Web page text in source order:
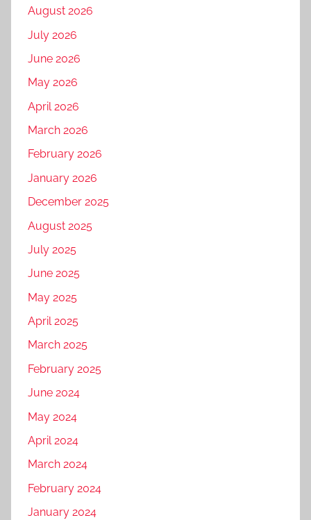
August 2026
July 2026
June 2026
May 2026
April 2026
March 2026
February 2026
January 2026
December 2025
August 2025
July 2025
June 2025
May 2025
April 2025
March 2025
February 2025
June 2024
May 2024
April 2024
March 2024
February 2024
January 2024